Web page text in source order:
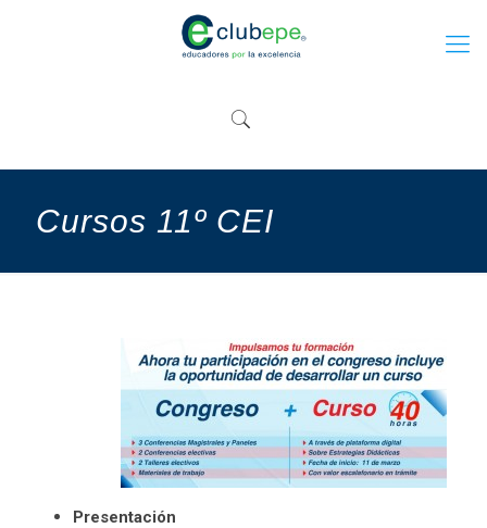
Cursos 11º CEI
Presentación